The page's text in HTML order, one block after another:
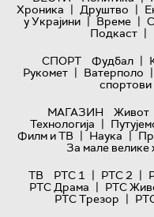
Хроника | Друштво |
у Украјини | Време |
Подкаст |
СПОРТ
Фудбал |
Рукомет | Ватерполо |
спортови
МАГАЗИН
Живот
Технологијa |
Филм и ТВ | Наука |
За мале велике
ТВ
РТС 1 | РТС 2 |
РТС Драма | РТС
РТС Трезор |